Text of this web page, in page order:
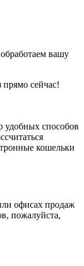
вашу
прямо сейчас!
удобных способов
кошельки
офисах продаж
пожалуйста,